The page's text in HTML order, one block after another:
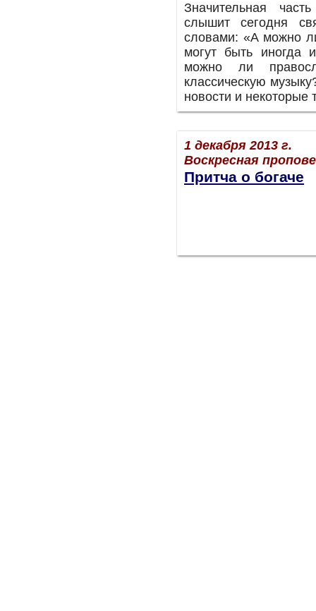
Значительная
слышит сегодня
словами: «А можно
могут быть иногда
можно ли
классическую
новости и некоторые
1 декабря 2013 г.
Воскресная
Притча о богаче